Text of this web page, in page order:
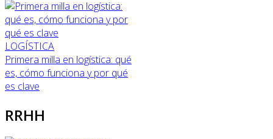
LOGÍSTICA
Primera milla en logística: qué
es, cómo funciona y por qué
es clave
RRHH